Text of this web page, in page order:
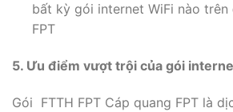
bất kỳ gói internet WiFi nào trên
FPT
5. Ưu điểm vượt trội của gói
Gói FTTH FPT Cáp quang FPT là